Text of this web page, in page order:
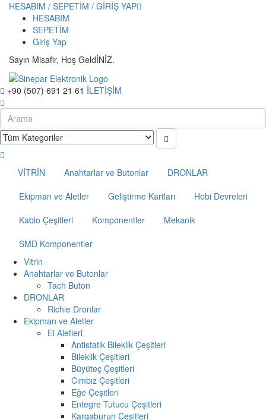
HESABIM / SEPETİM / GİRİŞ YAP
HESABIM
SEPETİM
Giriş Yap
Sayın Misafir, Hoş GeldİNİZ.
+90 (507) 691 21 61 İLETİŞİM
VİTRİN Anahtarlar ve Butonlar
DRONLAR
Ekipman ve Aletler
Geliştirme Kartları
Hobi Devreleri
Kablo Çeşitleri
Komponentler
Mekanik
SMD Komponentler
Vitrin
Anahtarlar ve Butonlar
Tach Buton
DRONLAR
Richie Dronlar
Ekipman ve Aletler
El Aletleri
Antistatik Bileklik Çeşitleri
Bileklik Çeşitleri
Büyüteç Çeşitleri
Cımbız Çeşitleri
Eğe Çeşitleri
Entegre Tutucu Çeşitleri
Kargaburun Çeşitleri